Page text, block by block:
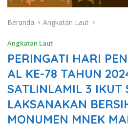
Beranda Angkatan Laut
Angkatan Laut
PERINGATI HARI
AL KE-78 TAHUN
SATLINLAMIL 3 IKUT
LAKSANAKAN
MONUMEN MNEK